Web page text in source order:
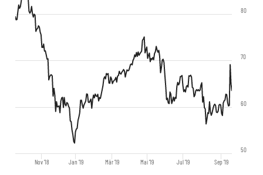
Nov '18 Jan '19 Mär '19 Mai '19 Jul '19 Sep '19
50
60
70
80